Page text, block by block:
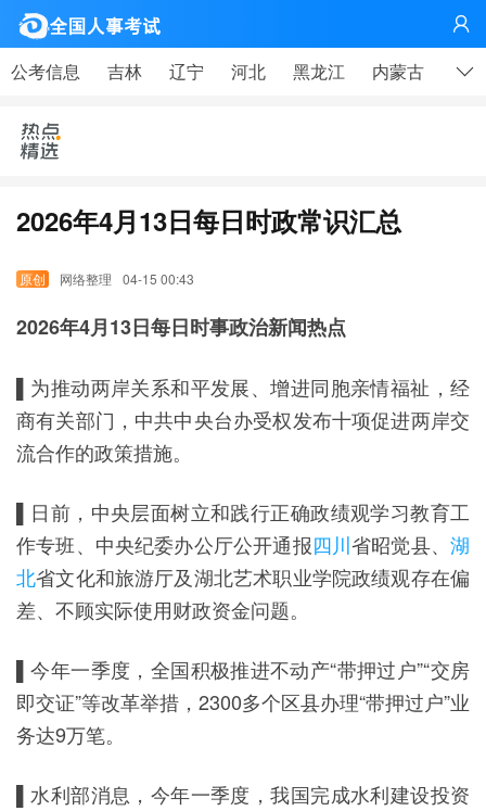

公考信息 吉林 辽宁 河北 黑龙江 内蒙古 山东
2026年4月13日每日时政常识汇总
网络整理 04-15 00:43
2026年4月13日每日时事政治新闻热点
▌为推动两岸关系和平发展、增进同胞亲情福祉，经
商有关部门，中共中央台办受权发布十项促进两岸交
流合作的政策措施。
▌日前，中央层面树立和践行正确政绩观学习教育工
作专班、中央纪委办公厅公开通报四川省昭觉县、湖
北省文化和旅游厅及湖北艺术职业学院政绩观存在偏
差、不顾实际使用财政资金问题。
▌今年一季度，全国积极推进不动产“带押过户”“交房
即交证”等改革举措，2300多个区县办理“带押过户”业
务达9万笔。
▌水利部消息，今年一季度，我国完成水利建设投资